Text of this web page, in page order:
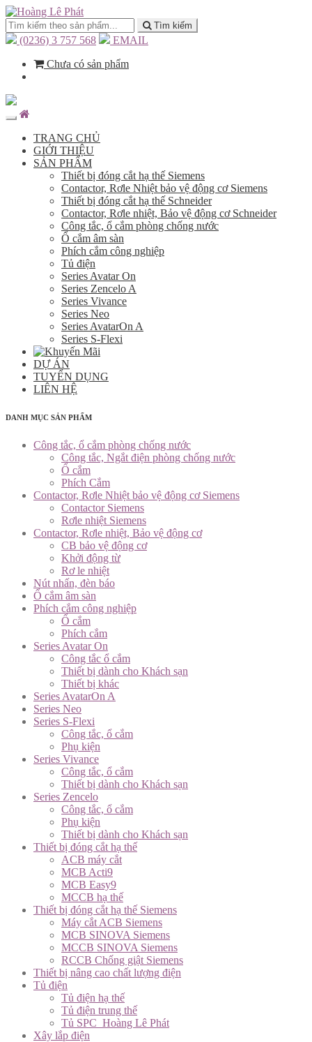
Tìm kiếm
(0236) 3 757 568
EMAIL
Chưa có sản phẩm
TRANG CHỦ
GIỚI THIỆU
SẢN PHẨM
Thiết bị đóng cắt hạ thế Siemens
Contactor, Rơle Nhiệt bảo vệ động cơ Siemens
Thiết bị đóng cắt hạ thế Schneider
Contactor, Rơle nhiệt, Bảo vệ động cơ Schneider
Công tắc, ổ cắm phòng chống nước
Ổ cắm âm sàn
Phích cắm công nghiệp
Tủ điện
Series Avatar On
Series Zencelo A
Series Vivance
Series Neo
Series AvatarOn A
Series S-Flexi
DỰ ÁN
TUYỂN DỤNG
LIÊN HỆ
DANH MỤC SẢN PHẨM
Công tắc, ổ cắm phòng chống nước
Công tắc, Ngắt điện phòng chống nước
Ổ cắm
Phích Cắm
Contactor, Rơle Nhiệt bảo vệ động cơ Siemens
Contactor Siemens
Rơle nhiệt Siemens
Contactor, Rơle nhiệt, Bảo vệ động cơ
CB bảo vệ động cơ
Khởi động từ
Rơ le nhiệt
Nút nhấn, đèn báo
Ổ cắm âm sàn
Phích cắm công nghiệp
Ổ cắm
Phích cắm
Series Avatar On
Công tắc ổ cắm
Thiết bị dành cho Khách sạn
Thiết bị khác
Series AvatarOn A
Series Neo
Series S-Flexi
Công tắc, ổ cắm
Phụ kiện
Series Vivance
Công tắc, ổ cắm
Thiết bị dành cho Khách sạn
Series Zencelo
Công tắc, ổ cắm
Phụ kiện
Thiết bị dành cho Khách sạn
Thiết bị đóng cắt hạ thế
ACB máy cắt
MCB Acti9
MCB Easy9
MCCB hạ thế
Thiết bị đóng cắt hạ thế Siemens
Máy cắt ACB Siemens
MCB SINOVA Siemens
MCCB SINOVA Siemens
RCCB Chống giật Siemens
Thiết bị nâng cao chất lượng điện
Tủ điện
Tủ điện hạ thế
Tủ điện trung thế
Tủ SPC_Hoàng Lê Phát
Xây lắp điện